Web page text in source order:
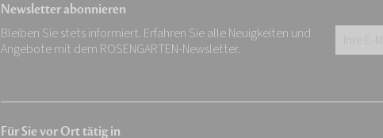
Newsletter abonnieren
Bleiben Sie stets informiert. Erfahren Sie alle Neuigkeiten und
Angebote mit dem ROSENGARTEN-Newsletter.
E-
Für Sie vor Ort tätig in